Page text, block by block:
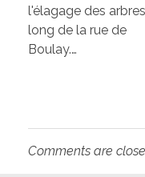
l'élagage des
long de la rue de
Boulay.…
Comments are